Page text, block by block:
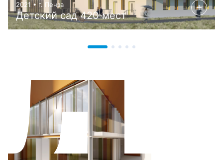
2021 • г. Пенза
Детский сад 420 мест